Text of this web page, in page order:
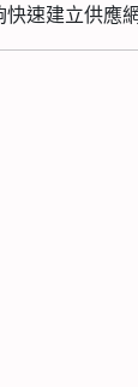
速建立供應